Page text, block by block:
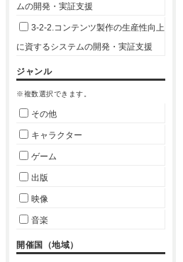
ムの開発・実証支援
3-2-2.コンテンツ製作の生産性向上
に資するシステムの開発・実証支援
ジャンル
※複数選択できます。
その他
キャラクター
ゲーム
出版
映像
音楽
開催国（地域）